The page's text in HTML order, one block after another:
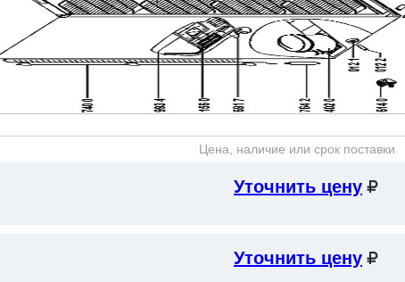
Цена, наличие или срок поставки
Уточнить цену
Уточнить цену